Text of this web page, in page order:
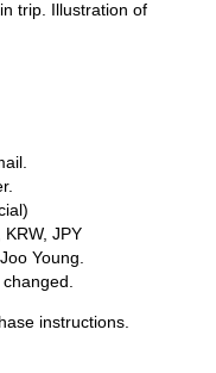
trip. Illustration of
KRW, JPY
Young.
instructions.